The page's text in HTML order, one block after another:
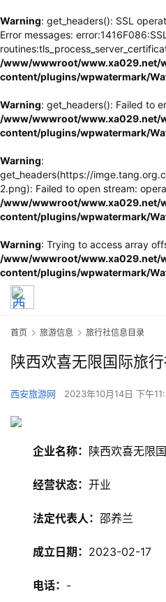
Warning: get_headers(): SSL
Error messages: error:1416F086:SSL
/www/wwwroot/www.xa029.net/
content/plugins/wpwatermark/
Warning: get_headers(): Failed to
/www/wwwroot/www.xa029.net/
content/plugins/wpwatermark/
Warning:
get_headers(https://
2.png): Failed to open stream:
/www/wwwroot/www.xa029.net/
content/plugins/wpwatermark/
Warning: Trying to access array
/www/wwwroot/www.xa029.net/
content/plugins/wpwatermark/
首页 旅游信息 旅行社信息目录
陕西欢喜无限国际旅
西安旅游网 2023年10月14日 下午
企业名称： 陕西欢喜无限
经营状态： 开业
法定代表人： 邵养兰
成立日期： 2023-02-17
电话： -